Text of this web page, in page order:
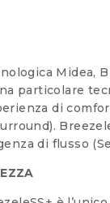
Midea,
particolare
di
di flusso